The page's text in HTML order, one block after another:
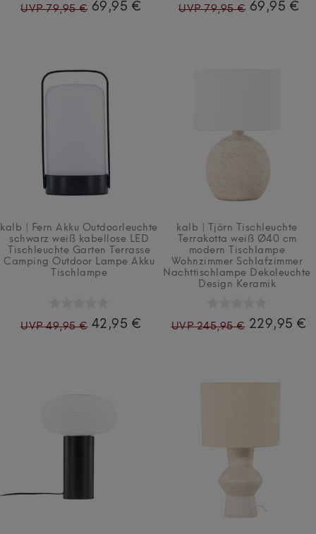
UVP 79,95 € 69,95 € UVP 79,95 € 69,95 €
kalb | Fern Akku Outdoorleuchte
schwarz weiß kabellose LED
Tischleuchte Garten Terrasse
Camping Outdoor Lampe Akku
Tischlampe
UVP 49,95 € 42,95 €
kalb | Tjörn Tischleuchte
Terrakotta weiß Ø40 cm
modern Tischlampe
Wohnzimmer Schlafzimmer
Nachttischlampe Dekoleuchte
Design Keramik
UVP 245,95 € 229,95 €